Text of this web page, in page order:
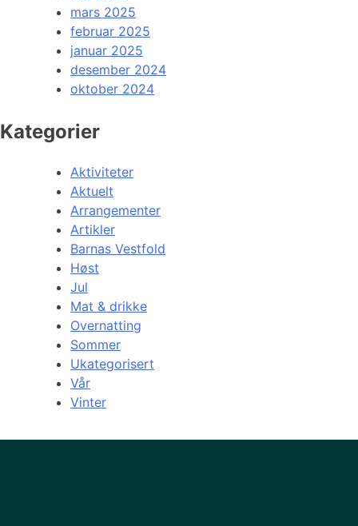
mars 2025
februar 2025
januar 2025
desember 2024
oktober 2024
Kategorier
Aktiviteter
Aktuelt
Arrangementer
Artikler
Barnas Vestfold
Høst
Jul
Mat & drikke
Overnatting
Sommer
Ukategorisert
Vår
Vinter